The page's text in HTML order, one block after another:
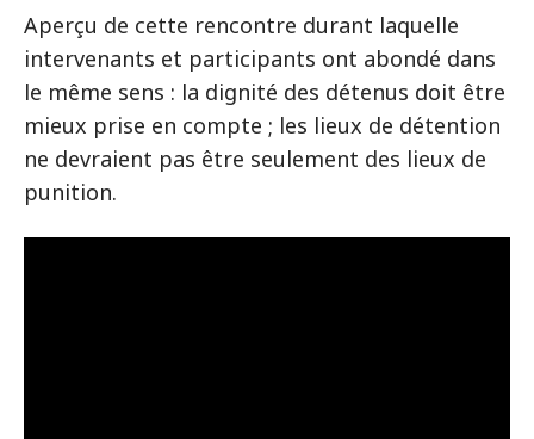
Aperçu de cette rencontre durant laquelle
intervenants et participants ont abondé dans
le même sens : la dignité des détenus doit être
mieux prise en compte ; les lieux de détention
ne devraient pas être seulement des lieux de
punition.